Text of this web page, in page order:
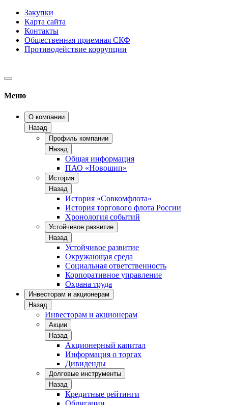
Закупки
Карта сайта
Контакты
Общественная приемная СКФ
Противодействие коррупции
Меню
О компании
Назад
Профиль компании
Назад
Общая информация
ПАО «Новошип»
История
Назад
История «Совкомфлота»
История торгового флота России
Хронология событий
Устойчивое развитие
Назад
Устойчивое развитие
Окружающая среда
Социальная ответственность
Корпоративное управление
Охрана труда
Инвесторам и акционерам
Назад
Инвесторам и акционерам
Акции
Назад
Акционерный капитал
Информация о торгах
Дивиденды
Долговые инструменты
Назад
Кредитные рейтинги
Облигации